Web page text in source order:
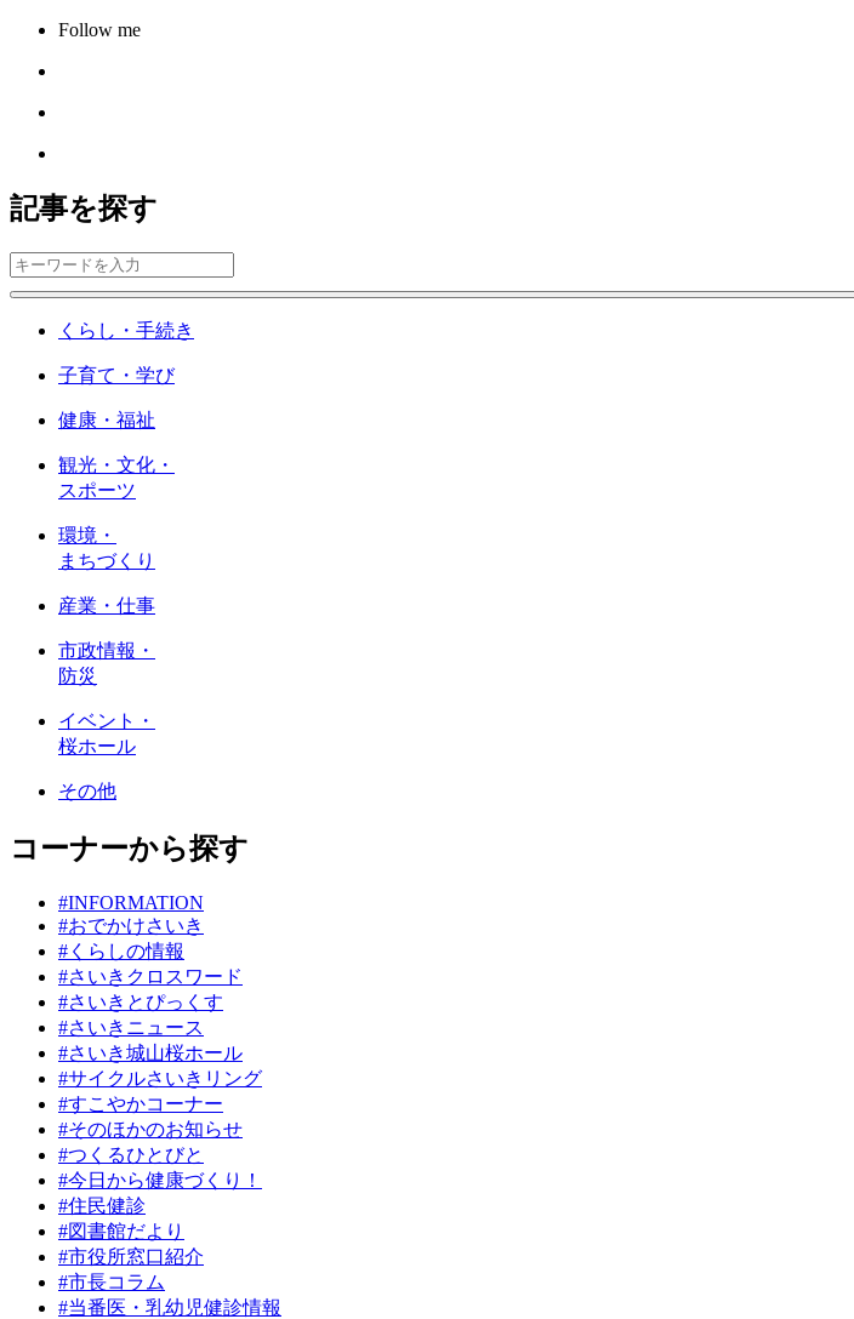
Follow me
記事を探す
くらし・手続き
子育て・学び
健康・福祉
観光・文化・
スポーツ
環境・
まちづくり
産業・仕事
市政情報・
防災
イベント・
桜ホール
その他
コーナーから探す
#INFORMATION
#おでかけさいき
#くらしの情報
#さいきクロスワード
#さいきとぴっくす
#さいきニュース
#さいき城山桜ホール
#サイクルさいきリング
#すこやかコーナー
#そのほかのお知らせ
#つくるひとびと
#今日から健康づくり！
#住民健診
#図書館だより
#市役所窓口紹介
#市長コラム
#当番医・乳幼児健診情報